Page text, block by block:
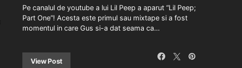
Pe canalul de youtube a lui Lil Peep a aparut “Lil Peep;
Part One”! Acesta este primul sau mixtape si a fost
momentul in care Gus si-a dat seama ca…
View Post